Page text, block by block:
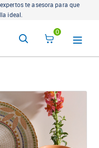
te asesora para que
ideal.
0